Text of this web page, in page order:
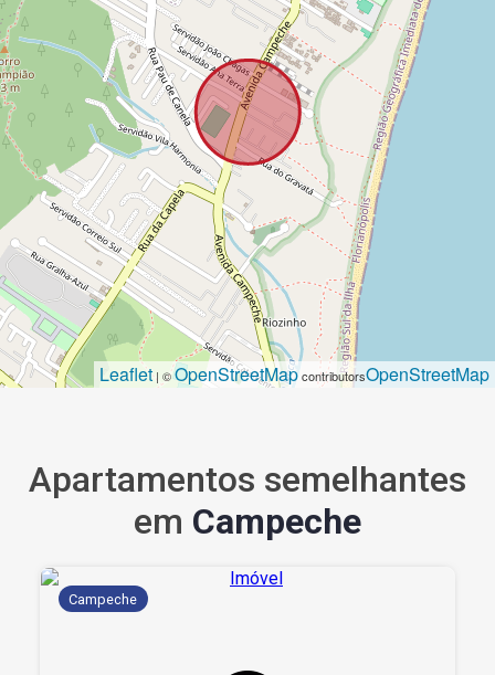
Leaflet| ©OpenStreetMapcontributorsOpenStreetMap
Apartamentos semelhantes
em Campeche
Campeche